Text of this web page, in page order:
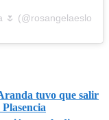
(@rosangelaeslo)
tuvo que salir